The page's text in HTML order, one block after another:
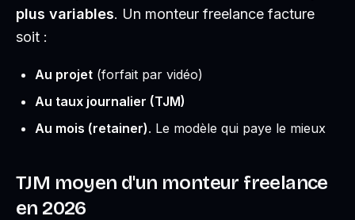
plus variables. Un monteur freelance facture
soit :
Au projet (forfait par vidéo)
Au taux journalier (TJM)
Au mois (retainer). Le modèle qui paye le mieux
TJM moyen d'un monteur freelance
en 2026